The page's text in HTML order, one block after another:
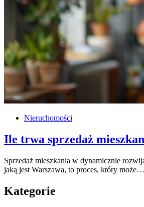
Nieruchomości
Ile trwa sprzedaż
Sprzedaż mieszkania w dynamicznie
jaką jest Warszawa, to proces, który może…
Kategorie